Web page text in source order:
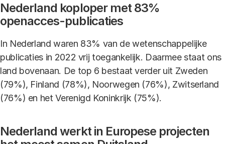
Nederland koploper met 83%
openacces-publicaties
In Nederland waren 83% van de wetenschappelijke
publicaties in 2022 vrij toegankelijk. Daarmee staat ons
land bovenaan. De top 6 bestaat verder uit Zweden
(79%), Finland (78%), Noorwegen (76%), Zwitserland
(76%) en het Verenigd Koninkrijk (75%).
Nederland werkt in Europese projecten